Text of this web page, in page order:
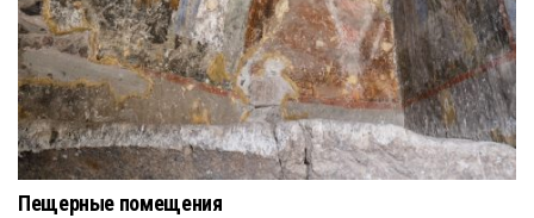
Пещерные помещения